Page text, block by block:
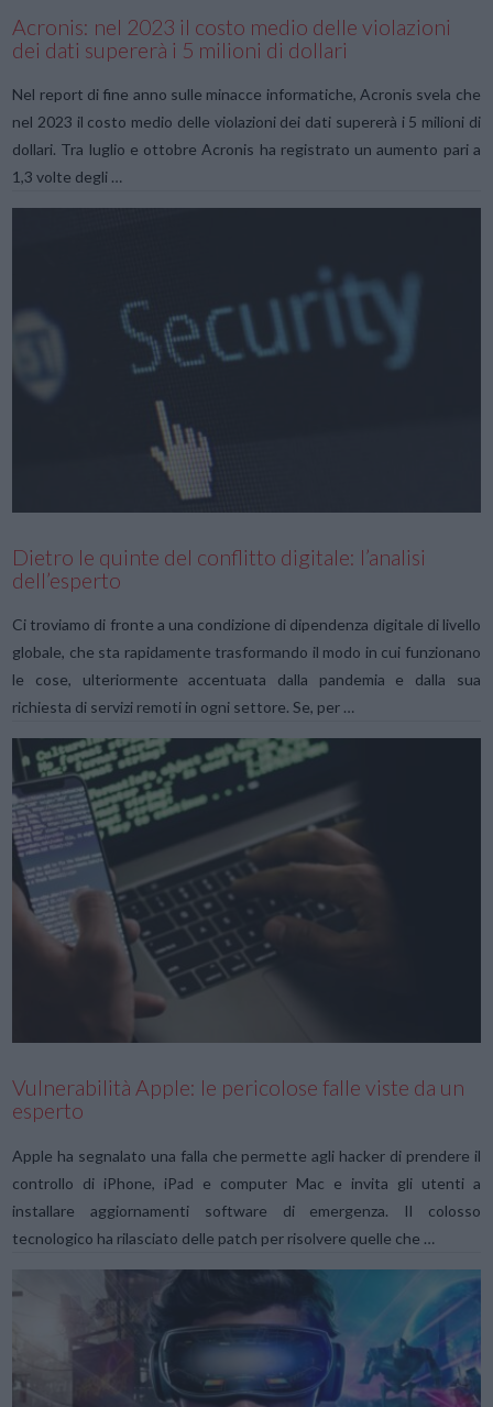
VIEW POST
Acronis: nel 2023 il costo medio delle violazioni
dei dati supererà i 5 milioni di dollari
Nel report di fine anno sulle minacce informatiche, Acronis svela che
nel 2023 il costo medio delle violazioni dei dati supererà i 5 milioni di
dollari. Tra luglio e ottobre Acronis ha registrato un aumento pari a
1,3 volte degli …
VIEW POST
Dietro le quinte del conflitto digitale: l’analisi
dell’esperto
Ci troviamo di fronte a una condizione di dipendenza digitale di livello
globale, che sta rapidamente trasformando il modo in cui funzionano
le cose, ulteriormente accentuata dalla pandemia e dalla sua
richiesta di servizi remoti in ogni settore. Se, per …
Vulnerabilità Apple: le pericolose falle viste da un
esperto
Apple ha segnalato una falla che permette agli hacker di prendere il
controllo di iPhone, iPad e computer Mac e invita gli utenti a
installare aggiornamenti software di emergenza. Il colosso
tecnologico ha rilasciato delle patch per risolvere quelle che …